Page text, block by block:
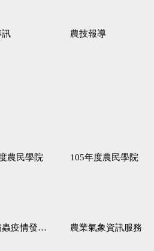
訊 農技報導
農民學院 105年度農民學院
情發生預測 農業氣象資訊服務